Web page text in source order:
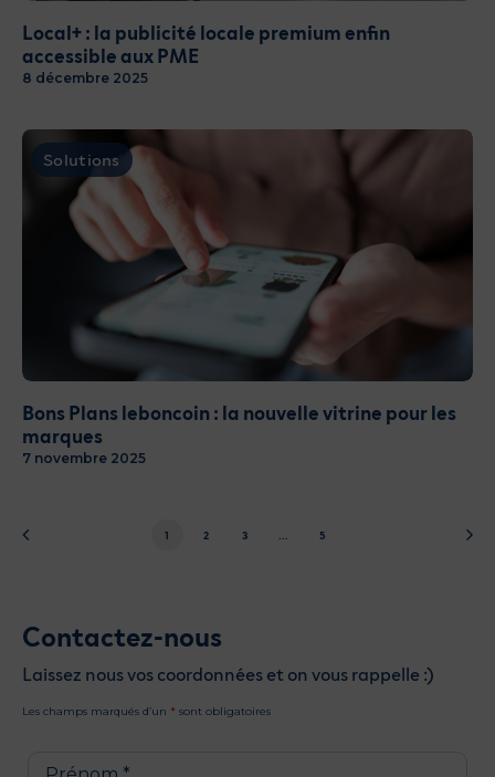
Local+ : la publicité locale premium enfin
accessible aux PME
8 décembre 2025
Solutions
Bons Plans leboncoin : la nouvelle vitrine pour les
marques
7 novembre 2025
1 2 3 5
Contactez-nous
Laissez nous vos coordonnées et on vous rappelle :)
Les champs marqués d’un * sont obligatoires